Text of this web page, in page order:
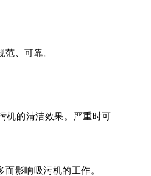
、可靠。
机的清洁效果。 严重时可
影响吸污机的工作。